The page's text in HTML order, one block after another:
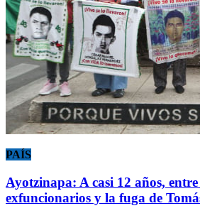
PAÍS
Ayotzinapa: A casi 12 años,
exfuncionarios y la fuga de